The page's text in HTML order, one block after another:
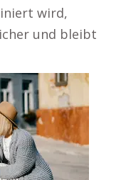
wird,
und bleibt